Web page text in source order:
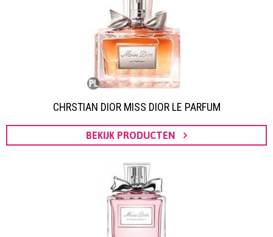
CHRSTIAN DIOR MISS DIOR LE PARFUM
BEKIJK PRODUCTEN